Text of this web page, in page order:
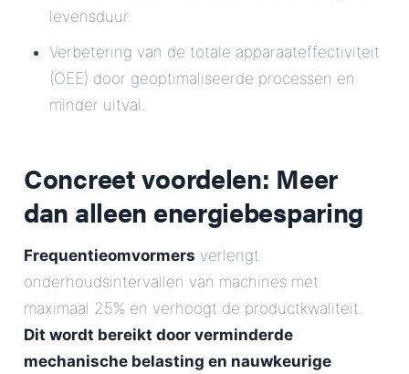
levensduur.
Verbetering van de totale apparaateffectiviteit
(OEE) door geoptimaliseerde processen en
minder uitval.
Concreet voordelen: Meer
dan alleen energiebesparing
Frequentieomvormers verlengt
onderhoudsintervallen van machines met
maximaal 25% en verhoogt de productkwaliteit.
Dit wordt bereikt door verminderde
mechanische belasting en nauwkeurige